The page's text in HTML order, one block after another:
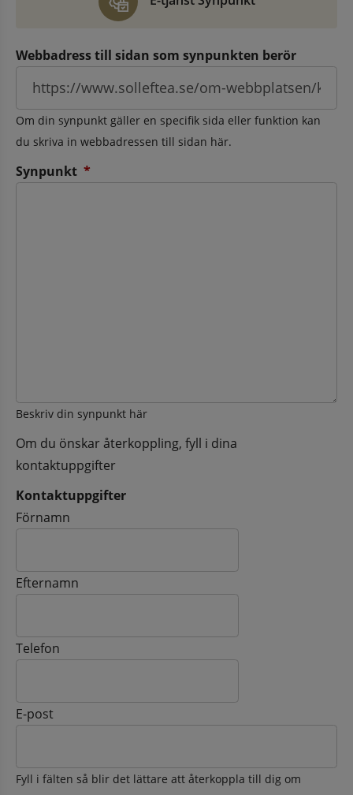
Webbadress till sidan som synpunkten berör
Om din synpunkt gäller en specifik sida eller funktion kan
du skriva in webbadressen till sidan här.
Synpunkt *
Beskriv din synpunkt här
Om du önskar återkoppling, fyll i dina
kontaktuppgifter
Kontaktuppgifter
Kontaktuppgifter
Förnamn
Efternamn
Telefon
E-post
Fyll i fälten så blir det lättare att återkoppla till dig om